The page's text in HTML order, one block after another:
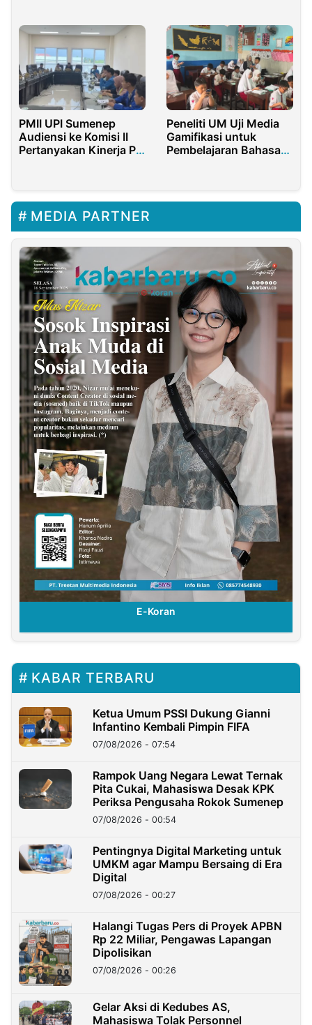
PMII UPI Sumenep
Audiensi ke Komisi II
Pertanyakan Kinerja PI
Peneliti UM Uji Media
Gamifikasi untuk
Pembelajaran Bahasa
MEDIA PARTNER
E-Koran
KABAR TERBARU
Ketua Umum PSSI Dukung Gianni
Infantino Kembali Pimpin FIFA
07/08/2026 - 07:54
Rampok Uang Negara Lewat Ternak
Pita Cukai, Mahasiswa Desak KPK
Periksa Pengusaha Rokok Sumenep
07/08/2026 - 00:54
Pentingnya Digital Marketing untuk
UMKM agar Mampu Bersaing di Era
Digital
07/08/2026 - 00:27
Halangi Tugas Pers di Proyek APBN
Rp 22 Miliar, Pengawas Lapangan
Dipolisikan
07/08/2026 - 00:26
Gelar Aksi di Kedubes AS,
Mahasiswa Tolak Personnel